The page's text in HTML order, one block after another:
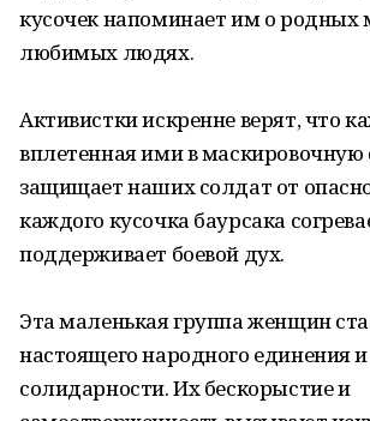
кусочек напоминает им о родных
любимых людях.
Активистки искренне верят, что
вплетенная ими в маскировочную
защищает наших солдат от
каждого кусочка баурсака
поддерживает боевой дух.
Эта маленькая группа женщин
настоящего народного единения и
солидарности. Их бескорыстие и